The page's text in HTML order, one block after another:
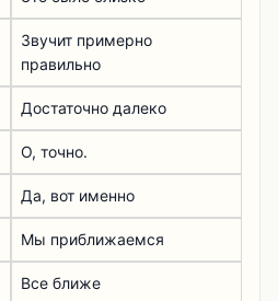
Звучит примерно
правильно
Достаточно далеко
О, точно.
Да, вот именно
Мы приближаемся
Все ближе